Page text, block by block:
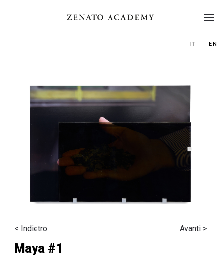
IT EN
< Indietro Avanti >
Maya #1